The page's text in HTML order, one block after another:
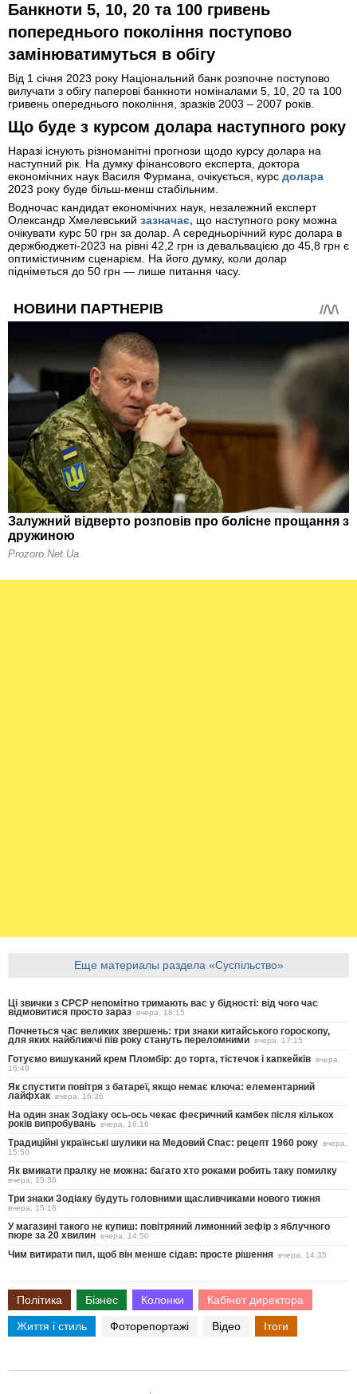
Банкноти 5, 10, 20 та 100 гривень
попереднього покоління поступово
замінюватимуться в обігу
Від 1 січня 2023 року Національний банк розпочне поступово
вилучати з обігу паперові банкноти номіналами 5, 10, 20 та 100
гривень опереднього покоління, зразків 2003 – 2007 років.
Що буде з курсом долара наступного року
Наразі існують різноманітні прогнози щодо курсу долара на
наступний рік. На думку фінансового експерта, доктора
економічних наук Василя Фурмана, очікується, курс долара
2023 року буде більш-менш стабільним.
Водночас кандидат економічних наук, незалежний експерт
Олександр Хмелевський зазначає, що наступного року можна
очікувати курс 50 грн за долар. А середньорічний курс долара в
держбюджеті-2023 на рівні 42,2 грн із девальвацією до 45,8 грн є
оптимістичним сценарієм. На його думку, коли долар
підніметься до 50 грн — лише питання часу.
Еще материалы раздела «Суспільство»
Ці звички з СРСР непомітно тримають вас у бідності: від чого час
відмовитися просто зараз вчера, 18:15
Почнеться час великих звершень: три знаки китайського гороскопу,
для яких найближчі пів року стануть переломними вчера, 17:15
Готуємо вишуканий крем Пломбір: до торта, тістечок і капкейків вчера,
16:49
Як спустити повітря з батареї, якщо немає ключа: елементарний
лайфхак вчера, 16:36
На один знак Зодіаку ось-ось чекає феєричний камбек після кількох
років випробувань вчера, 16:16
Традиційні українські шулики на Медовий Спас: рецепт 1960 року вчера,
15:50
Як вмикати пралку не можна: багато хто роками робить таку помилку
вчера, 15:36
Три знаки Зодіаку будуть головними щасливчиками нового тижня
вчера, 15:16
У магазині такого не купиш: повітряний лимонний зефір з яблучного
пюре за 20 хвилин вчера, 14:50
Чим витирати пил, щоб він менше сідав: просте рішення вчера, 14:35
Політика Бізнес Колонки Кабінет директора
Життя і стиль Фоторепортажі Відео Ітоги